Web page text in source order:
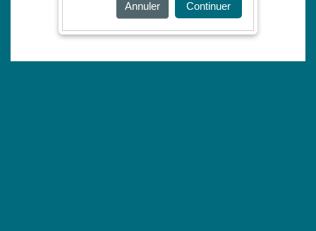
Annuler Continuer